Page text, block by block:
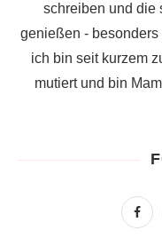
schreiben und die
genießen - besonders
ich bin seit kurzem
mutiert und bin